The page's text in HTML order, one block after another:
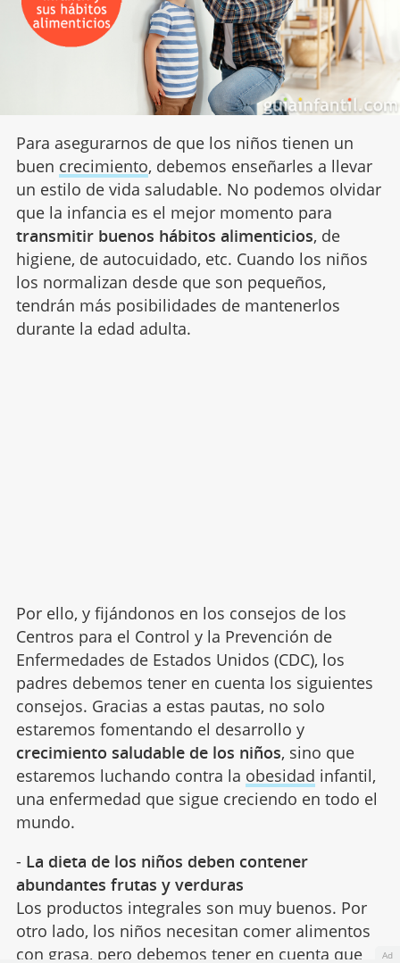
Para asegurarnos de que los niños tienen un
buen crecimiento, debemos enseñarles a llevar
un estilo de vida saludable. No podemos olvidar
que la infancia es el mejor momento para
transmitir buenos hábitos alimenticios, de
higiene, de autocuidado, etc. Cuando los niños
los normalizan desde que son pequeños,
tendrán más posibilidades de mantenerlos
durante la edad adulta.
Por ello, y fijándonos en los consejos de los
Centros para el Control y la Prevención de
Enfermedades de Estados Unidos (CDC), los
padres debemos tener en cuenta los siguientes
consejos. Gracias a estas pautas, no solo
estaremos fomentando el desarrollo y
crecimiento saludable de los niños, sino que
estaremos luchando contra la obesidad infantil,
una enfermedad que sigue creciendo en todo el
mundo.
- La dieta de los niños deben contener
abundantes frutas y verduras
Los productos integrales son muy buenos. Por
otro lado, los niños necesitan comer alimentos
con grasa, pero debemos tener en cuenta que
Ad